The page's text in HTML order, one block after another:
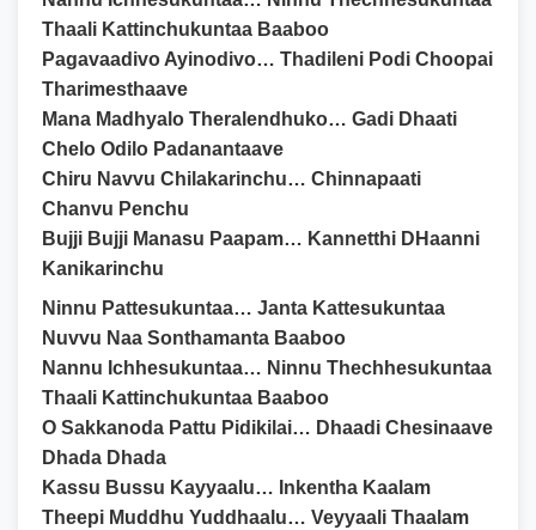
Thaali Kattinchukuntaa Baaboo
Pagavaadivo Ayinodivo… Thadileni Podi Choopai
Tharimesthaave
Mana Madhyalo Theralendhuko… Gadi Dhaati
Chelo Odilo Padanantaave
Chiru Navvu Chilakarinchu… Chinnapaati
Chanvu Penchu
Bujji Bujji Manasu Paapam… Kannetthi DHaanni
Kanikarinchu
Ninnu Pattesukuntaa… Janta Kattesukuntaa
Nuvvu Naa Sonthamanta Baaboo
Nannu Ichhesukuntaa… Ninnu Thechhesukuntaa
Thaali Kattinchukuntaa Baaboo
O Sakkanoda Pattu Pidikilai… Dhaadi Chesinaave
Dhada Dhada
Kassu Bussu Kayyaalu… Inkentha Kaalam
Theepi Muddhu Yuddhaalu… Veyyaali Thaalam